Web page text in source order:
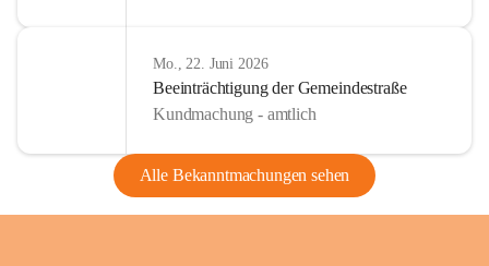
Mo., 22. Juni 2026
Beeinträchtigung der Gemeindestraße
Kundmachung - amtlich
Alle Bekanntmachungen sehen